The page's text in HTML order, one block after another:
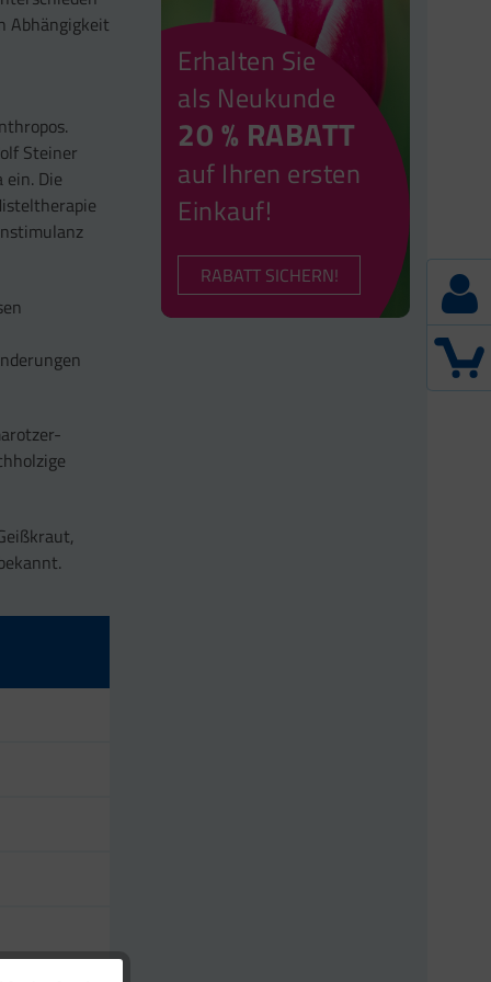
Abhängigkeit
Steiner
Die
Erhalten Sie
als Neukunde
20 % RABATT
auf Ihren ersten
Einkauf!
RABATT SICHERN!